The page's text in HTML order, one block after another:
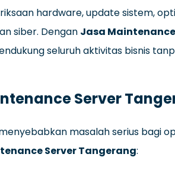
hardware, update sistem,
siber. Dengan Jasa
seluruh aktivitas bisnis
Server
masalah serius bagi
Server Tangerang: